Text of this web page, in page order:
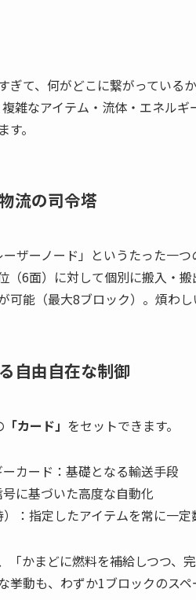
ぎて、何がどこに繋がってい
雑なアイテム・流体・エネル
。
流の司令塔
ザーノード」というたった一
（6面）に対して個別に搬入・
可能（最大8ブロック）。煩わ
自由自在な制御
「カード」 をセットできます。
カード：基礎となる輸送手段
に基づいた高度な自動化
：指定したアイテムを常に一定
「かまどに燃料を補給しつつ、
挙動も、わずか1ブロックのスペ